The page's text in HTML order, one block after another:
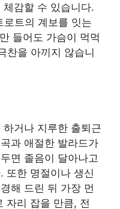
감할 수 있습니다.
로트의 계보를 잇는
들어도 가슴이 먹먹
찬을 아끼지 않습니
거나 지루한 출퇴근
과 애절한 발라드가
면 졸음이 달아나고
또한 명절이나 생신
해 드린 뒤 가장 먼
자리 잡을 만큼, 전